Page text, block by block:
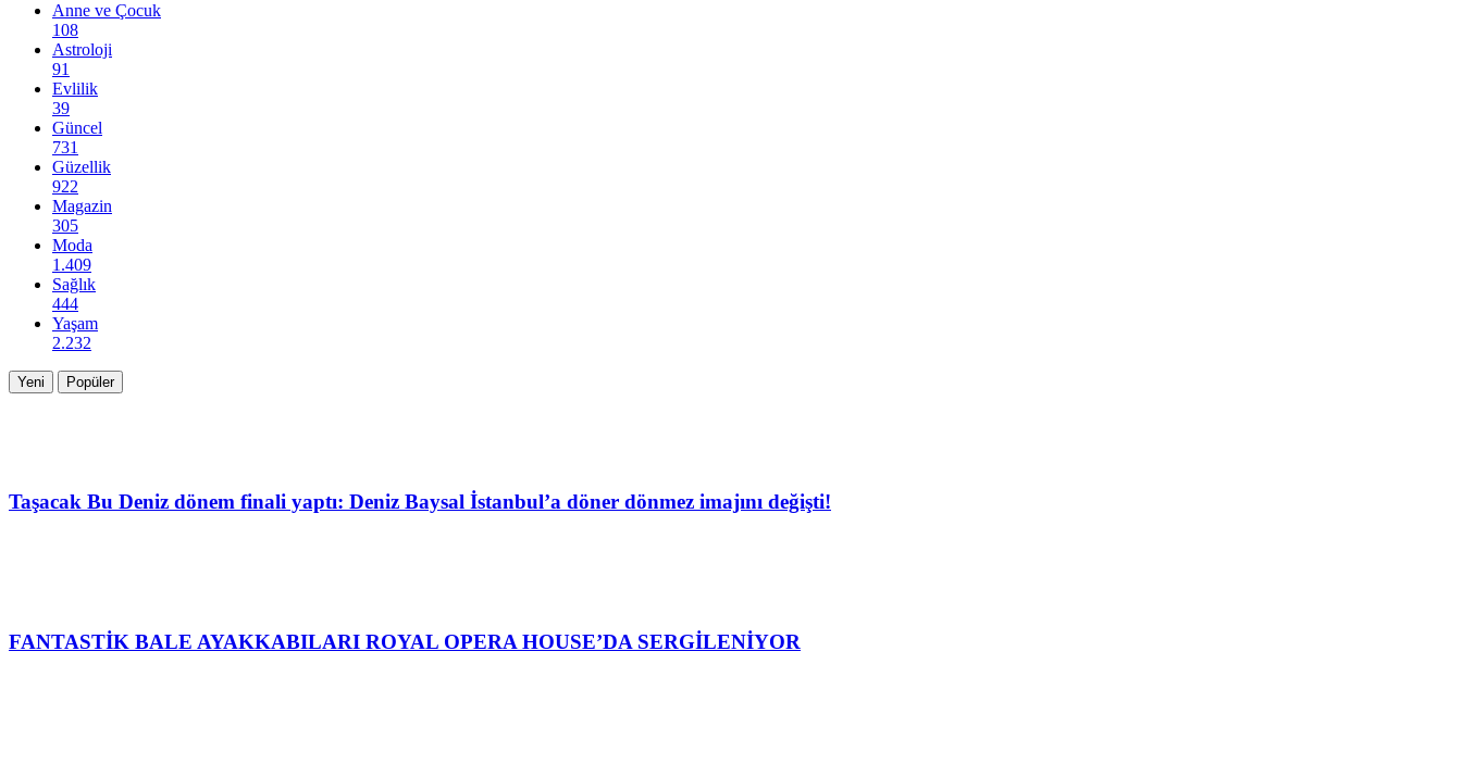
Anne ve Çocuk
108
Astroloji
91
Evlilik
39
Güncel
731
Güzellik
922
Magazin
305
Moda
1.409
Sağlık
444
Yaşam
2.232
Yeni Popüler
Taşacak Bu Deniz dönem finali yaptı: Deniz Baysal İstanbul’a döner dönmez imajını değişti!
FANTASTİK BALE AYAKKABILARI ROYAL OPERA HOUSE’DA SERGİLENİYOR